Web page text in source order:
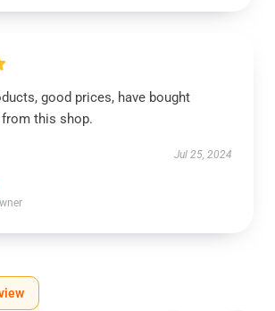
good prices, have bought
this shop.
Jul 25, 2024